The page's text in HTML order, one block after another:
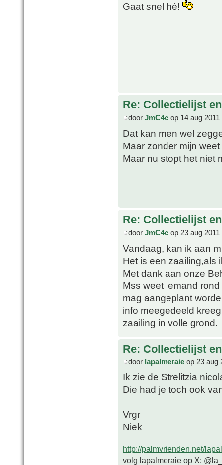
Gaat snel hé!
Re: Collectielijst
door JmC4c op 14 aug 2011
Dat kan men wel
Maar zonder mijn
Maar nu stopt het niet
Re: Collectielijst
door JmC4c op 23 aug 2011
Vandaag, kan ik aan
Het is een zaailing,als
Met dank aan onze
Mss weet iemand
mag aangeplant
info meegedeeld
zaailing in volle grond.
Re: Collectielijst
door lapalmeraie op 23 aug
Ik zie de Strelitzia
Die had je toch ook
Vrgr
Niek
http://palmvrienden.net/
volg lapalmeraie op X: